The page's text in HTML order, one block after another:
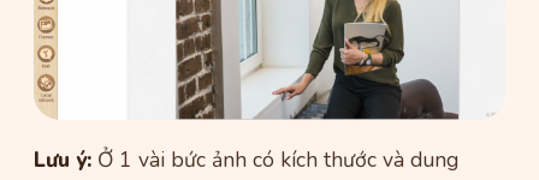
Lưu ý: Ở 1 vài bức ảnh có kích thước và dung